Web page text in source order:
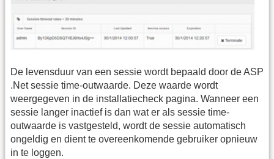
De levensduur van een sessie wordt bepaald door de ASP
.Net sessie time-outwaarde. Deze waarde wordt
weergegeven in de installatiecheck pagina. Wanneer een
sessie langer inactief is dan wat er als sessie time-
outwaarde is vastgesteld, wordt de sessie automatisch
ongeldig en dient te overeenkomende gebruiker opnieuw
in te loggen.